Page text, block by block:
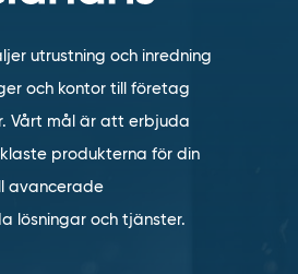
utrustning och inredning
och kontor till företag
Vårt mål är att erbjuda
produkterna för din
avancerade
lösningar och tjänster.